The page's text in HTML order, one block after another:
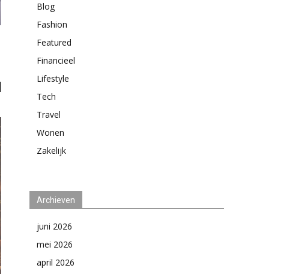
Blog
Fashion
Featured
Financieel
Lifestyle
Tech
Travel
Wonen
Zakelijk
Archieven
juni 2026
mei 2026
april 2026